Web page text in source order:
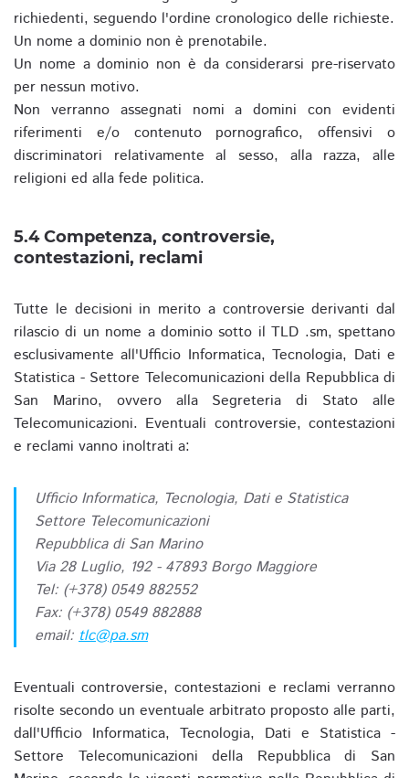
richiedenti, seguendo l'ordine cronologico delle richieste.
Un nome a dominio non è prenotabile.
Un nome a dominio non è da considerarsi pre-riservato
per nessun motivo.
Non verranno assegnati nomi a domini con evidenti
riferimenti e/o contenuto pornografico, offensivi o
discriminatori relativamente al sesso, alla razza, alle
religioni ed alla fede politica.
5.4 Competenza, controversie,
contestazioni, reclami
Tutte le decisioni in merito a controversie derivanti dal
rilascio di un nome a dominio sotto il TLD .sm, spettano
esclusivamente all'Ufficio Informatica, Tecnologia, Dati e
Statistica - Settore Telecomunicazioni della Repubblica di
San Marino, ovvero alla Segreteria di Stato alle
Telecomunicazioni. Eventuali controversie, contestazioni
e reclami vanno inoltrati a:
Ufficio Informatica, Tecnologia, Dati e Statistica
Settore Telecomunicazioni
Repubblica di San Marino
Via 28 Luglio, 192 - 47893 Borgo Maggiore
Tel: (+378) 0549 882552
Fax: (+378) 0549 882888
email: tlc@pa.sm
Eventuali controversie, contestazioni e reclami verranno
risolte secondo un eventuale arbitrato proposto alle parti,
dall'Ufficio Informatica, Tecnologia, Dati e Statistica -
Settore Telecomunicazioni della Repubblica di San